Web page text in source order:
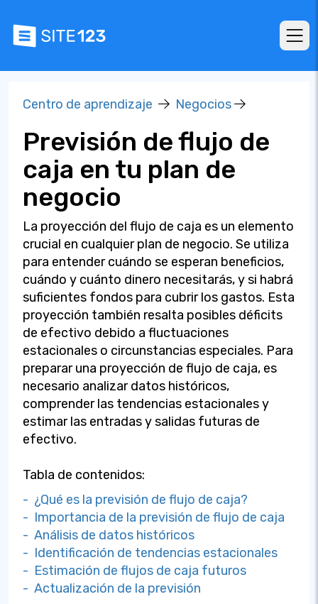
Centro de aprendizaje Negocios
Previsión de flujo de
caja en tu plan de
negocio
La proyección del flujo de caja es un elemento
crucial en cualquier plan de negocio. Se utiliza
para entender cuándo se esperan beneficios,
cuándo y cuánto dinero necesitarás, y si habrá
suficientes fondos para cubrir los gastos. Esta
proyección también resalta posibles déficits
de efectivo debido a fluctuaciones
estacionales o circunstancias especiales. Para
preparar una proyección de flujo de caja, es
necesario analizar datos históricos,
comprender las tendencias estacionales y
estimar las entradas y salidas futuras de
efectivo.
Tabla de contenidos:
- ¿Qué es la previsión de flujo de caja?
- Importancia de la previsión de flujo de caja
- Análisis de datos históricos
- Identificación de tendencias estacionales
- Estimación de flujos de caja futuros
- Actualización de la previsión